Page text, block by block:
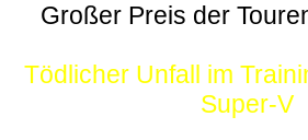
Großer Preis der
Tödlicher Unfall im
Super-V